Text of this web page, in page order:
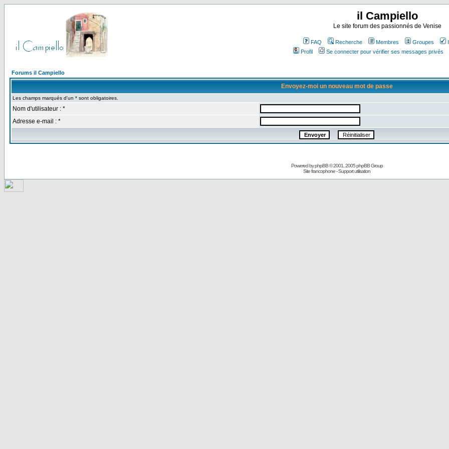
il Campiello
Le site forum des passionnés de Venise
FAQ Recherche Membres Groupes
Profil
Se connecter pour vérifier ses messages privés
Forums il Campiello
Envoyez-moi un nouveau mot de passe
Les champs marqués d'un * sont obligatoires.
Nom d'utilisateur : *
Adresse e-mail : *
Powered byphpBB© 2001, 2005 phpBB Group
Site francophone-Support utilisation